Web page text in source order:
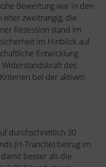
Bewertung war in den
eher zweitrangig, die
Rezession stand im
im Hinblick auf
Entwicklung
des
bei der aktiven
durchschnittlich 30
(H-Tranche) betrug im
besser als die